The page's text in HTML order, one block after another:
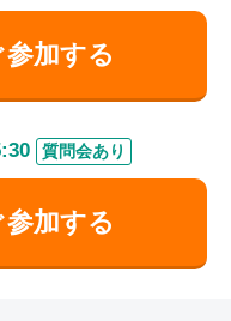
加する
質問会あり
加する